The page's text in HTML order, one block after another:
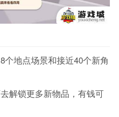
个地点场景和接近40个新角
解锁更多新物品，有钱可